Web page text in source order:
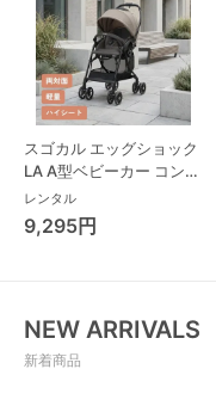
スゴカル エッグショック
LA A型ベビーカー コンビ
(Combi)
レンタル
9,295円
NEW ARRIVALS
新着商品